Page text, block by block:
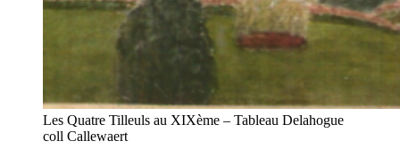
Les Quatre Tilleuls au XIXème – Tableau Delahogue
coll Callewaert